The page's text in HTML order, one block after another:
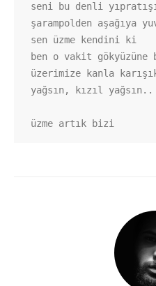
seni bu denli
şarampolden aşağıya
sen üzme kendini ki
ben o vakit gökyüzüne
üzerimize kanla
yağsın, kızıl yağsın..
üzme artık bizi